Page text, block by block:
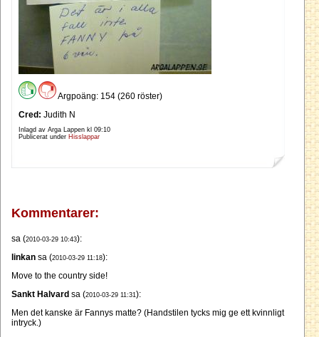
Argpoäng: 154 (260 röster)
Cred: Judith N
Inlagd av Arga Lappen kl 09:10
Publicerat under Hisslappar
Kommentarer:
sa (2010-03-29 10:43):
linkan sa (2010-03-29 11:18):
Move to the country side!
Sankt Halvard sa (2010-03-29 11:31):
Men det kanske är Fannys matte? (Handstilen tycks mig ge ett kvinnligt
intryck.)